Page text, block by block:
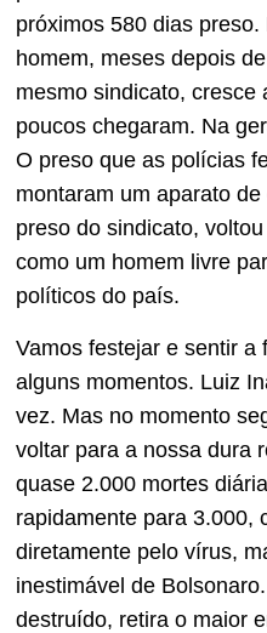
próximos 580 dias
homem, meses depois
mesmo sindicato, cresce
poucos chegaram. Na
O preso que as polícias
montaram um aparato
preso do sindicato,
como um homem livre
políticos do país.
Vamos festejar e sentir a
alguns momentos. Luiz
vez. Mas no momento
voltar para a nossa dura
quase 2.000 mortes
rapidamente para 3.000,
diretamente pelo vírus,
inestimável de
destruído, retira o maior